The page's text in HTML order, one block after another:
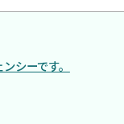
シーです。